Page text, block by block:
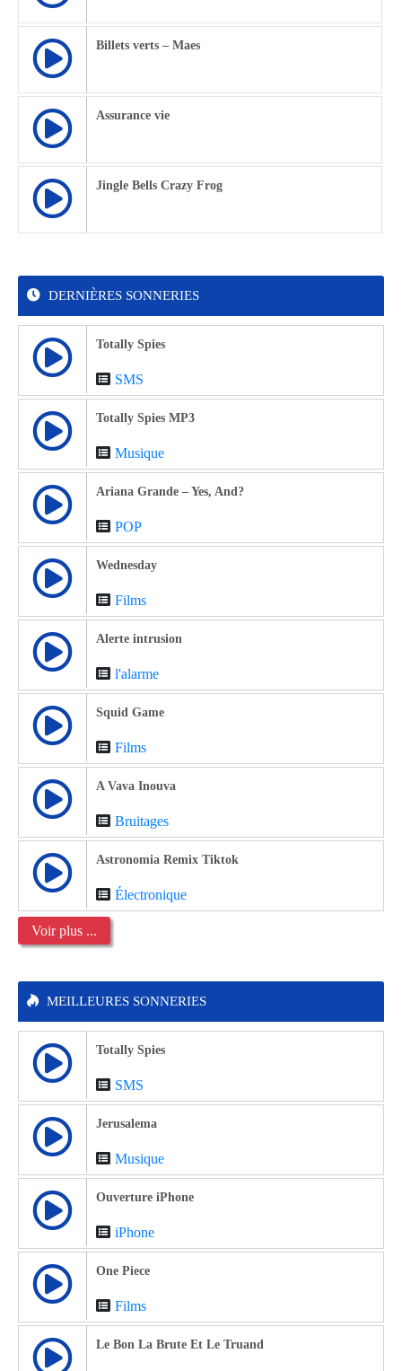
Billets verts – Maes
Assurance vie
Jingle Bells Crazy Frog
DERNIÈRES SONNERIES
Totally Spies
SMS
Totally Spies MP3
Musique
Ariana Grande – Yes, And?
POP
Wednesday
Films
Alerte intrusion
l'alarme
Squid Game
Films
A Vava Inouva
Bruitages
Astronomia Remix Tiktok
Électronique
Voir plus ...
MEILLEURES SONNERIES
Totally Spies
SMS
Jerusalema
Musique
Ouverture iPhone
iPhone
One Piece
Films
Le Bon La Brute Et Le Truand